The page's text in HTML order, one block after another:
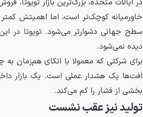
خاورمیانه کوچک‌تر است، اما اهمیتش
سطح جهانی دشوارتر می‌شود. تویوتا در
دیده نمی‌شود.
برای شرکتی که معمولا با اتکای هم‌زمان به
افت‌ها یک هشدار عملی است. یک بازار
بخشی از فشار را کم می‌کند.
تولید نیز عقب نشست